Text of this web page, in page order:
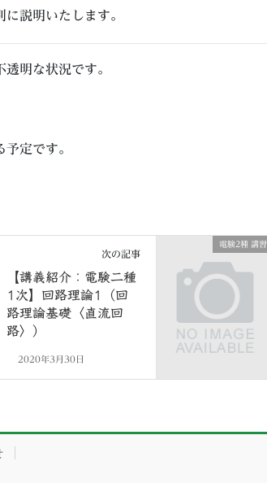
説明いたします。
明な状況です。
定です。
電験2種 講習
次の記事
【講義紹介：電験二種
1次】回路理論1（回
路理論基礎〈直流回
路〉）
2020年3月30日